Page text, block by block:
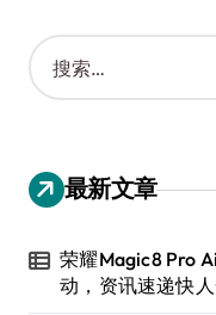
搜
索
：
最新文章
荣耀Magic8 Pro
动，资讯速递快人